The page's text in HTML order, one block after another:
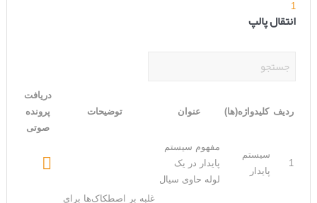
1
انتقال پالپ
ردیف کلیدواژه(ها) عنوان توضیحات
دریافت
پرونده
صوتی
1
سیستم
پایدار
مفهوم سیستم
پایدار در یک
لوله حاوی سیال

غلبه بر اصطکاک‌ها برای